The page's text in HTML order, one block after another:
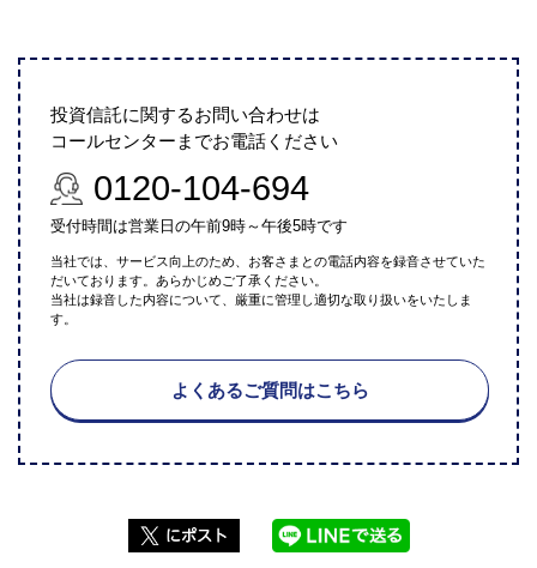
投資信託に関するお問い合わせは
コールセンターまでお電話ください
0120-104-694
受付時間は営業日の午前9時～午後5時です
当社では、サービス向上のため、お客さまとの電話内容を録音させていた
だいております。あらかじめご了承ください。
当社は録音した内容について、厳重に管理し適切な取り扱いをいたしま
す。
よくあるご質問はこちら